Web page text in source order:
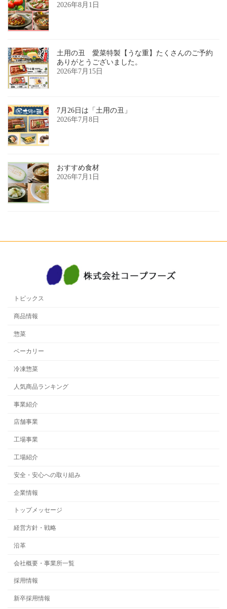
2026年8月1日
土用の丑 愛菜特製【うな重】たくさんのご予約
ありがとうございました。
2026年7月15日
7月26日は「土用の丑」
2026年7月8日
おすすめ食材
2026年7月1日
トピックス
商品情報
惣菜
ベーカリー
冷凍惣菜
人気商品ランキング
事業紹介
店舗事業
工場事業
工場紹介
安全・安心への取り組み
企業情報
トップメッセージ
経営方針・戦略
沿革
会社概要・事業所一覧
採用情報
新卒採用情報